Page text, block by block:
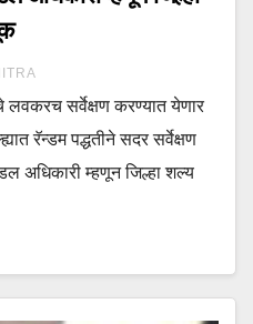
लवकरच सर्वेक्षण करण्यात येणार
रॅन्डम पद्धतीने सदर सर्वेक्षण
अधिकारी म्हणून जिल्हा शल्य